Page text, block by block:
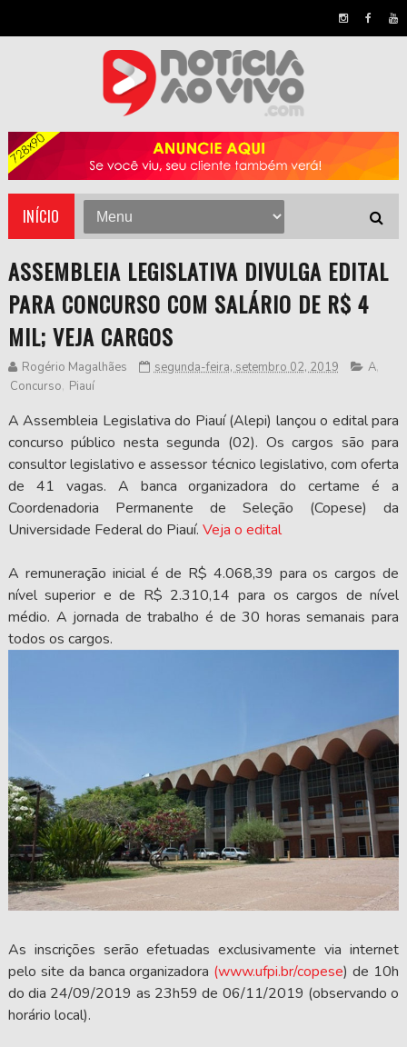
INÍCIO
ASSEMBLEIA LEGISLATIVA DIVULGA EDITAL
PARA CONCURSO COM SALÁRIO DE R$ 4
MIL; VEJA CARGOS
Rogério Magalhães segunda-feira, setembro 02, 2019 A,
Concurso, Piauí
A Assembleia Legislativa do Piauí (Alepi) lançou o edital para
concurso público nesta segunda (02). Os cargos são para
consultor legislativo e assessor técnico legislativo, com oferta
de 41 vagas. A banca organizadora do certame é a
Coordenadoria Permanente de Seleção (Copese) da
Universidade Federal do Piauí. Veja o edital
A remuneração inicial é de R$ 4.068,39 para os cargos de
nível superior e de R$ 2.310,14 para os cargos de nível
médio. A jornada de trabalho é de 30 horas semanais para
todos os cargos.
As inscrições serão efetuadas exclusivamente via internet
pelo site da banca organizadora (www.ufpi.br/copese) de 10h
do dia 24/09/2019 as 23h59 de 06/11/2019 (observando o
horário local).